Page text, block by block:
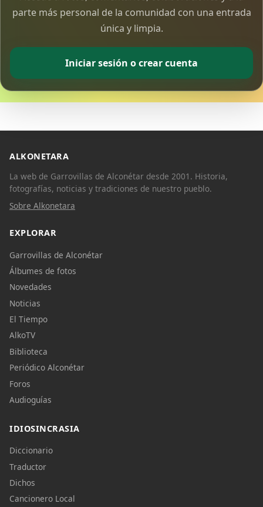
parte más personal de la comunidad con una entrada
única y limpia.
Iniciar sesión o crear cuenta
ALKONETARA
La web de Garrovillas de Alconétar desde 2001. Historia,
fotografías, noticias y tradiciones de nuestro pueblo.
Sobre Alkonetara
EXPLORAR
Garrovillas de Alconétar
Álbumes de fotos
Novedades
Noticias
El Tiempo
AlkoTV
Biblioteca
Periódico Alconétar
Foros
Audioguías
IDIOSINCRASIA
Diccionario
Traductor
Dichos
Cancionero Local